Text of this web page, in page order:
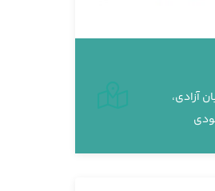
آزادی،